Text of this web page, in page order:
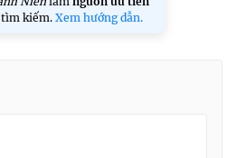
kiếm. Xem hướng dẫn.